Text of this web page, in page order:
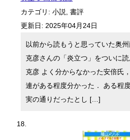
カテゴリ: 小説
書評
更新日: 2025年04月24日
以前から読もうと思っていた奥
克彦さんの「炎立つ」をついに
克彦 よく分からなかった安倍氏
連がある程度分かった． ある程
実の通りだったとし […]